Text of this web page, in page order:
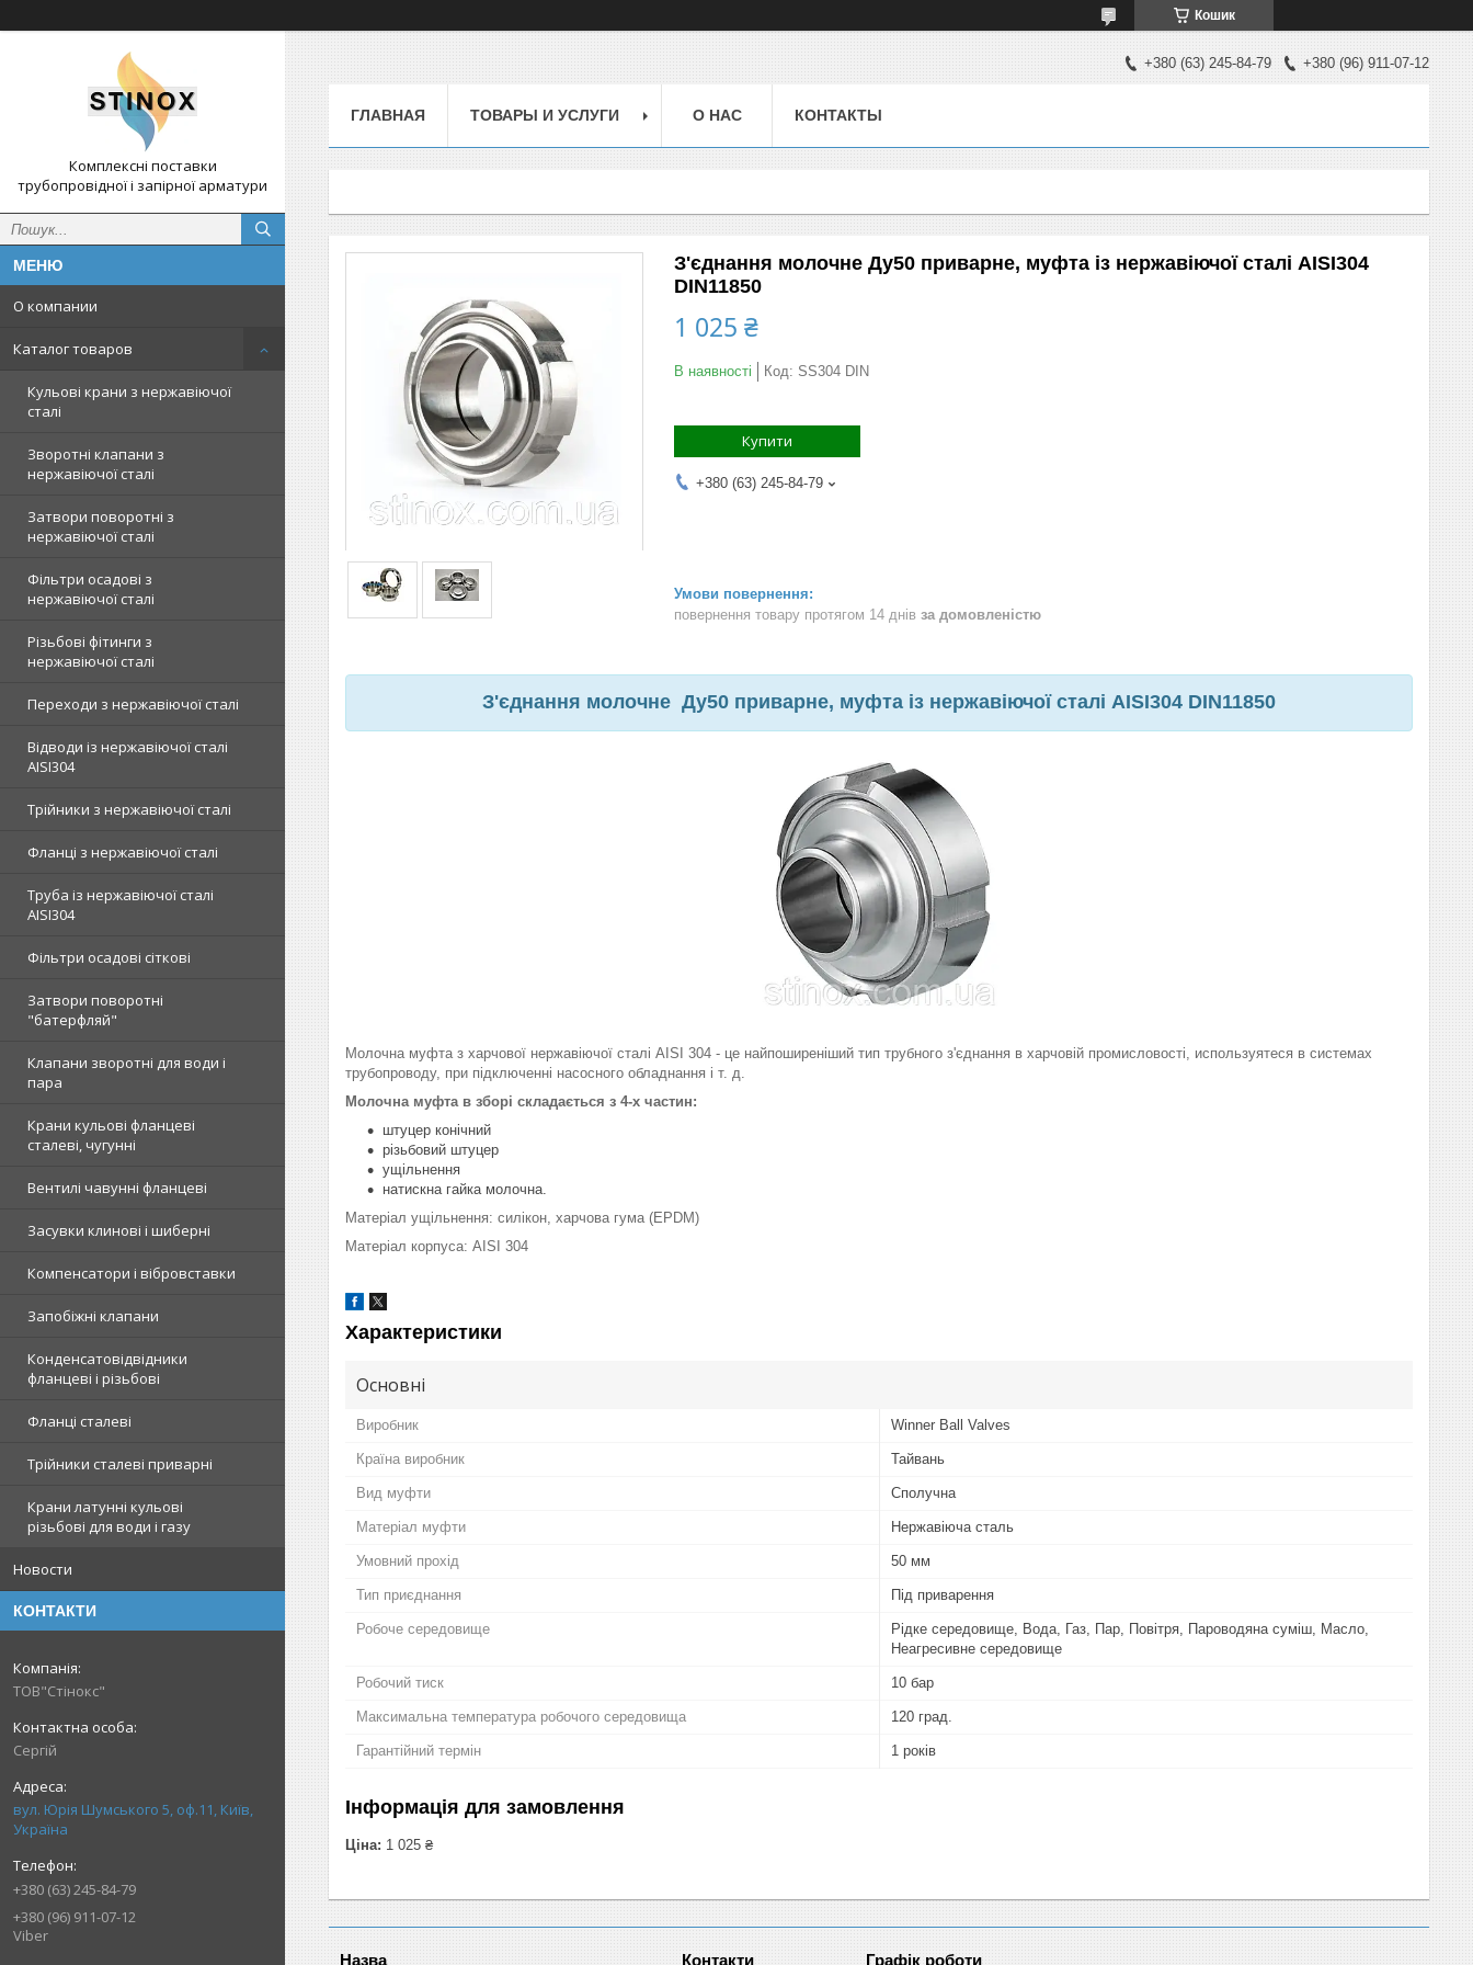
Кошик
Комплексні поставки
трубопровідної і запірної арматури
О компании
Каталог товаров
Кульові крани з нержавіючої
сталі
Зворотні клапани з
нержавіючої сталі
Затвори поворотні з
нержавіючої сталі
Фільтри осадові з
нержавіючої сталі
Різьбові фітинги з
нержавіючої сталі
Переходи з нержавіючої сталі
Відводи із нержавіючої сталі
AISI304
Трійники з нержавіючої сталі
Фланці з нержавіючої сталі
Труба із нержавіючої сталі
AISI304
Фільтри осадові сіткові
Затвори поворотні
"батерфляй"
Клапани зворотні для води і
пара
Крани кульові фланцеві
сталеві, чугунні
Вентилі чавунні фланцеві
Засувки клинові і шиберні
Компенсатори і вібровставки
Запобіжні клапани
Конденсатовідвідники
фланцеві і різьбові
Фланці сталеві
Трійники сталеві приварні
Крани латунні кульові
різьбові для води і газу
Новости
КОНТАКТИ
ТОВ"Стінокс"
Сергій
вул. Юрія Шумського 5, оф.11, Київ,
Україна
+380 (63) 245-84-79
+380 (96) 911-07-12
Viber
+380 (63) 245-84-79 +380 (96) 911-07-12
ГЛАВНАЯ ТОВАРЫ И УСЛУГИ О НАС КОНТАКТЫ
З'єднання молочне Ду50 приварне, муфта із нержавіючої сталі AISI304
DIN11850
1 025 ₴
В наявності Код: SS304 DIN
Купити
+380 (63) 245-84-79
повернення товару протягом 14 днів за домовленістю
З'єднання молочне Ду50 приварне, муфта із нержавіючої сталі AISI304 DIN11850
Молочна муфта з харчової нержавіючої сталі AISI 304 - це найпоширеніший тип трубного з'єднання в харчовій промисловості, используятеся в системах
трубопроводу, при підключенні насосного обладнання і т. д.
Молочна муфта в зборі складається з 4-х частин:
штуцер конічний
різьбовий штуцер
ущільнення
натискна гайка молочна.
Матеріал ущільнення: силікон, харчова гума (EPDM)
Матеріал корпуса: AISI 304
Характеристики
Основні
Виробник Winner Ball Valves
Країна виробник Тайвань
Вид муфти Сполучна
Матеріал муфти Нержавіюча сталь
Умовний прохід 50 мм
Тип приєднання Під приварення
Робоче середовище
Рідке середовище, Вода, Газ, Пар, Повітря, Пароводяна суміш, Масло,
Неагресивне середовище
Робочий тиск 10 бар
Максимальна температура робочого середовища 120 град.
Гарантійний термін 1 років
Інформація для замовлення
Ціна: 1 025 ₴
Графік роботи